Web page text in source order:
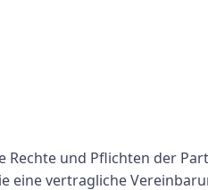
Rechte und Pflichten der
eine vertragliche